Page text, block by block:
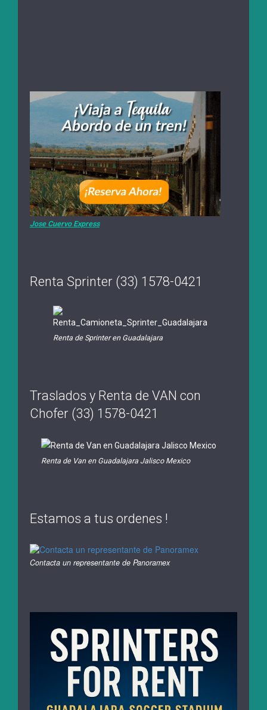
Jose Cuervo Express
Renta Sprinter (33) 1578-0421
Renta de Sprinter en Guadalajara
Traslados y Renta de VAN con
Chofer (33) 1578-0421
Renta de Van en Guadalajara Jalisco Mexico
Estamos a tus ordenes !
Contacta un representante de Panoramex